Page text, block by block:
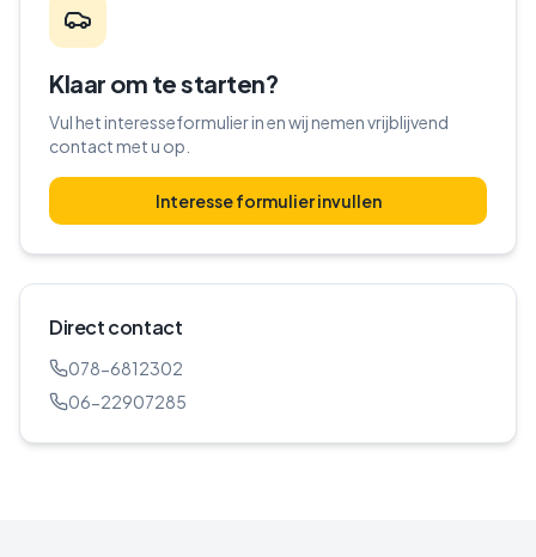
Klaar om te starten?
Vul het interesseformulier in en wij nemen vrijblijvend
contact met u op.
Interesse formulier invullen
Direct contact
078-6812302
06-22907285